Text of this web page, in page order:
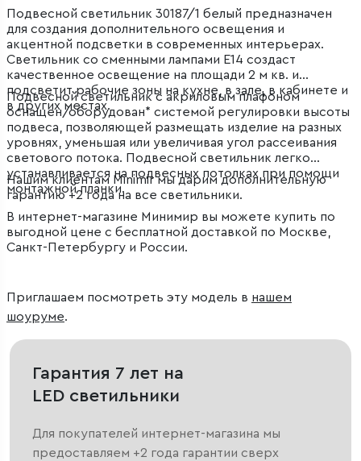
Подвесной светильник 30187/1 белый предназначен
для создания дополнительного освещения и
акцентной подсветки в современных интерьерах.
Светильник со сменными лампами E14 создаст
качественное освещение на площади 2 м кв. и
подсветит рабочие зоны на кухне, в зале, в кабинете и
в других местах.
Подвесной светильник с акриловым плафоном
оснащен/оборудован* системой регулировки высоты
подвеса, позволяющей размещать изделие на разных
уровнях, уменьшая или увеличивая угол рассеивания
светового потока. Подвесной светильник легко
устанавливается на подвесных потолках при помощи
монтажной планки.
Нашим клиентам Minimir мы дарим дополнительную
гарантию +2 года на все светильники.
В интернет-магазине Минимир вы можете купить по
выгодной цене с бесплатной доставкой по Москве,
Санкт-Петербургу и России.
Приглашаем посмотреть эту модель в нашем
шоуруме.
Гарантия 7 лет на
LED светильники
Для покупателей интернет-магазина мы
предоставляем +2 года гарантии сверх